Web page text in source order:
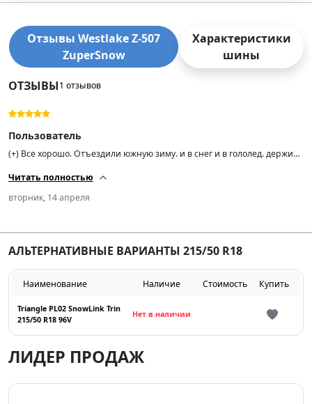
Отзывы Westlake Z-507
ZuperSnow
Характеристики
шины
ОТЗЫВЫ1 отзывов
Пользователь
(+) Все хорошо. Отъездили южную зиму. и в снег и в гололед. держит
Читать полностью
вторник, 14 апреля
АЛЬТЕРНАТИВНЫЕ ВАРИАНТЫ 215/50 R18
Наименование Наличие Стоимость Купить
Triangle PL02 SnowLink Trin
215/50 R18 96V
Нет в наличии
ЛИДЕР ПРОДАЖ